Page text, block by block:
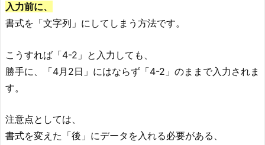
入力前に、
書式を「文字列」にしてしまう方法です。
こうすれば「4-2」と入力しても、
勝手に、「4月2日」にはならず「4-2」のままで入力されま
す。
注意点としては、
書式を変えた「後」にデータを入れる必要がある、